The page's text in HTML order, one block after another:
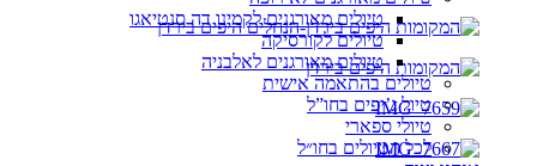
טיולים מאורגנים לקמינו דה סנטיאגו
טיולים לקורסיקה
טיולים מאורגנים לאלבניה
טיולים בהתאמה אישית
טיול ג’יפים בחו”ל
טיולי ספארי
לכל הטיולים בחו״ל